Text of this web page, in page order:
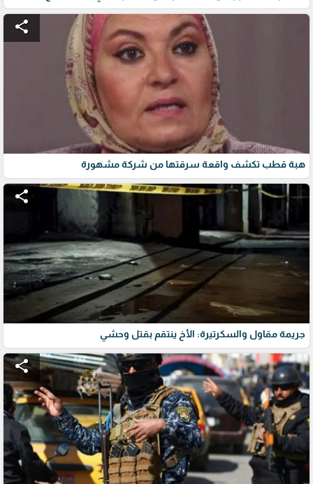
share
هبة قطب تكشف واقعة سرقتها من شركة مشهورة
share
جريمة مقاول والسكرتيرة: الأخ ينتقم بقتل وحشي
share